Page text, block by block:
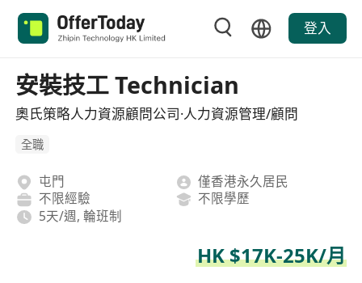
登入
安裝技工 Technician
奧氏策略人力資源顧問公司·人力資源管理/顧問
全職
屯門
僅香港永久居民
不限經驗
不限學歷
5天/週, 輪班制
HK $17K-25K/月